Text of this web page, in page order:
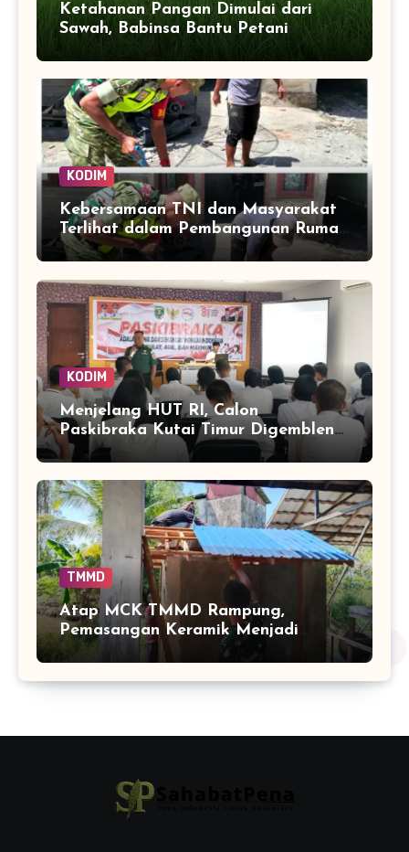
Ketahanan Pangan Dimulai dari
Sawah, Babinsa Bantu Petani
Kendalikan Hama Tanaman
KODIM
Kebersamaan TNI dan Masyarakat
Terlihat dalam Pembangunan Rumah
di Desa Tanoh Merah
KODIM
Menjelang HUT RI, Calon
Paskibraka Kutai Timur Digembleng
Wawasan Kebangsaan oleh TNI
TMMD
Atap MCK TMMD Rampung,
Pemasangan Keramik Menjadi
Sentuhan Akhir Fasilitas Sanitasi di
Tamban Bangun